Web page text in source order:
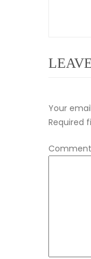
Your
Required
Comment